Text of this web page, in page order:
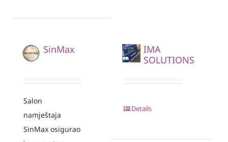
SinMax
Salon
namještaja
SinMax osigurao
IMA
SOLUTIONS
Details